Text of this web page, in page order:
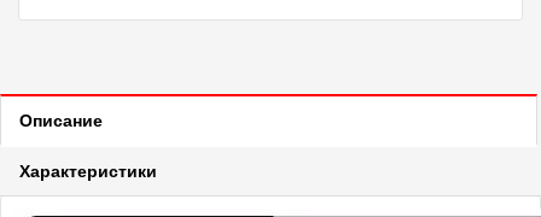
Описание
Характеристики